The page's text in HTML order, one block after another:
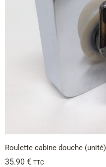
Roulette cabine douche
35.90 € TTC